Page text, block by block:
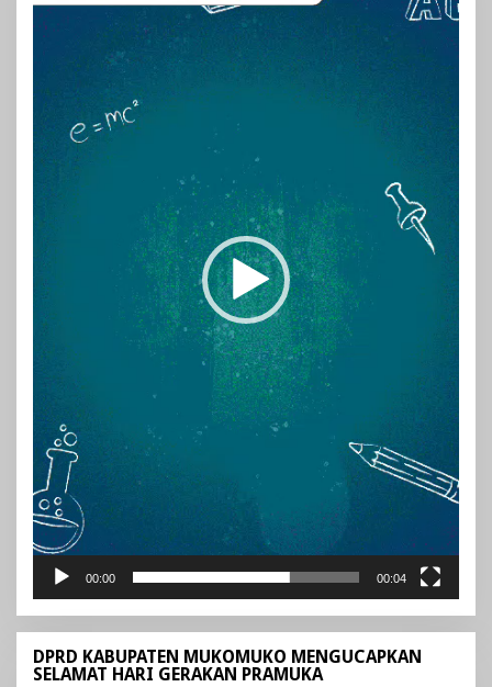
00:00 00:04
DPRD KABUPATEN MUKOMUKO MENGUCAPKAN
SELAMAT HARI GERAKAN PRAMUKA